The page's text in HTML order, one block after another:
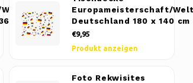
cm
Europameisterschaft/
Deutschland 180 x 140 cm
€9,95
Produkt anzeigen
Foto Rekwisites